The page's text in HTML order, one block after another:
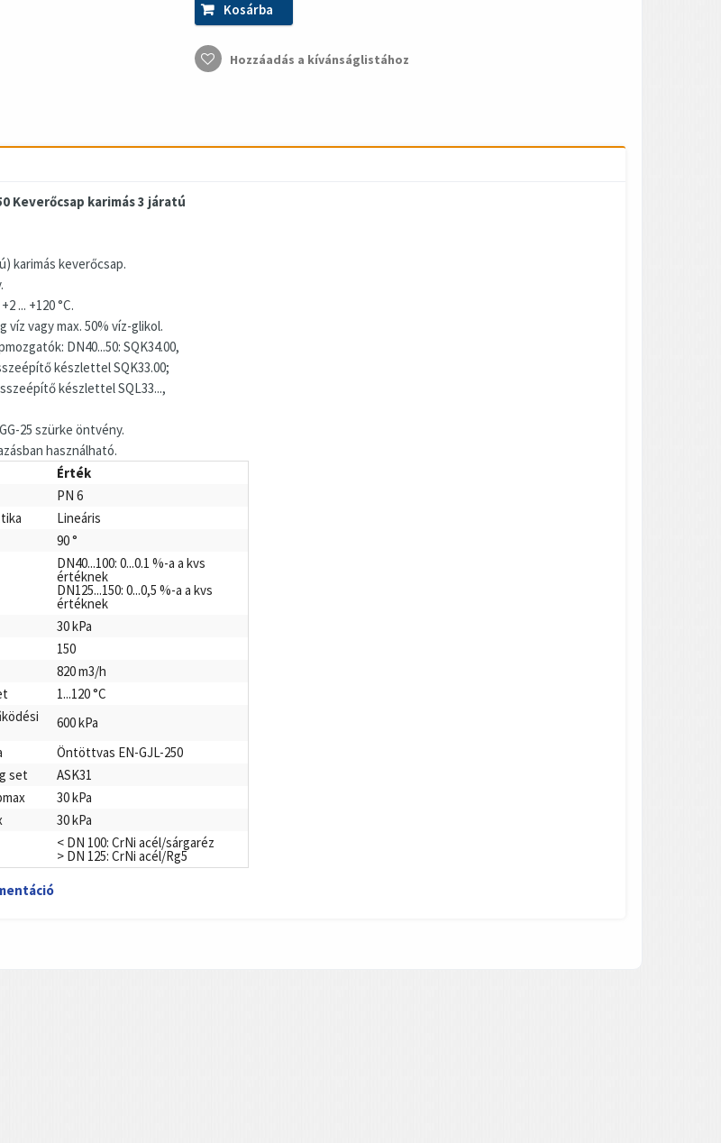
Kosárba
Hozzáadás a kívánságlistához
Keverőcsap karimás 3 járatú
karimás keverőcsap.
... +120 °C.
vagy max. 50% víz-glikol.
DN40...50: SQK34.00,
készlettel SQK33.00;
készlettel SQL33...,
25 szürke öntvény.
használható.
Érték
PN 6
Lineáris
90 °
DN40...100: 0...0.1 %-a a kvs
értéknek
DN125...150: 0...0,5 %-a a kvs
értéknek
30 kPa
150
820 m3/h
1...120 °C
600 kPa
Öntöttvas EN-GJL-250
set
ASK31
30 kPa
30 kPa
< DN 100: CrNi acél/sárgaréz
> DN 125: CrNi acél/Rg5